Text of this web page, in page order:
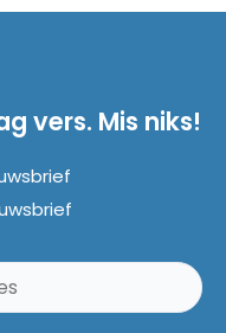
vers. Mis niks!